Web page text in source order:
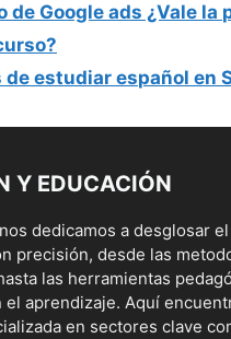
de Google ads ¿Vale la
de estudiar español en
Y EDUCACIÓN
nos dedicamos a desglosar el
precisión, desde las
las herramientas
aprendizaje. Aquí
en sectores clave